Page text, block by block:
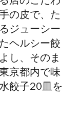
店のこだわ
の皮で、た
ジューシー
ヘルシー餃
し、そのま
京都内で味
餃子20皿を